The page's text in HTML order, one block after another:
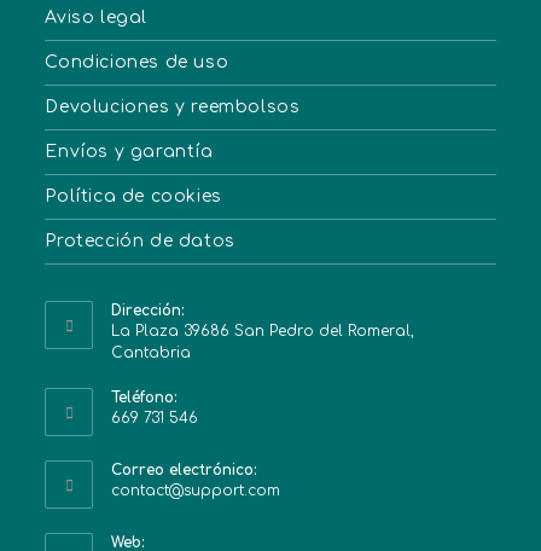
Aviso legal
Condiciones de uso
Devoluciones y reembolsos
Envíos y garantía
Política de cookies
Protección de datos
Dirección:
La Plaza 39686 San Pedro del Romeral,
Cantabria
Teléfono:
669 731 546
Correo electrónico:
contact@support.com
Web: